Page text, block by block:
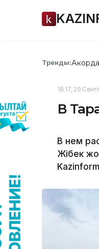
Тренды:Акорда
18:17, 29
В
В нем
Жібек